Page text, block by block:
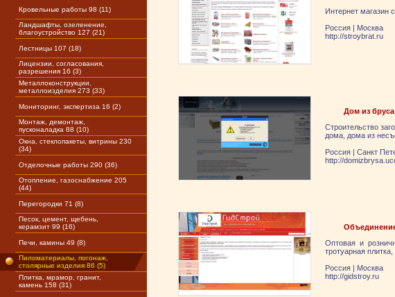
Кровельные работы 98 (11)
Ландшафты, озеленение,
благоустройство 127 (21)
Лестницы 107 (18)
Лицензии, согласования,
разрешения 16 (3)
Металлоконструкции,
металлоизделия 273 (33)
Мониторинг, экспертиза 16 (2)
Монтаж, демонтаж,
пусконаладка 88 (10)
Окна, стеклопакеты, витрины 230
(34)
Отделочные работы 290 (36)
Отопление, газоснабжение 205
(44)
Перегородки 71 (8)
Песок, цемент, щебень,
керамзит 99 (16)
Печи, камины 49 (8)
Пиломатериалы, погонаж,
столярные изделия 86 (5)
Плитка, мрамор, гранит,
камень 158 (31)
Интернет магазин
Россия | Москва
http://stroybrat.ru
Дом из бруса
Строительство
дома, дома из
Россия | Санкт
http://
Оптовая и
тротуарная
Россия | Москва
http://gidstroy.ru